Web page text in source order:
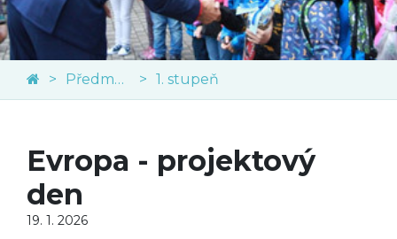
Předměty 1. stupeň
Evropa - projektový
den
19. 1. 2026